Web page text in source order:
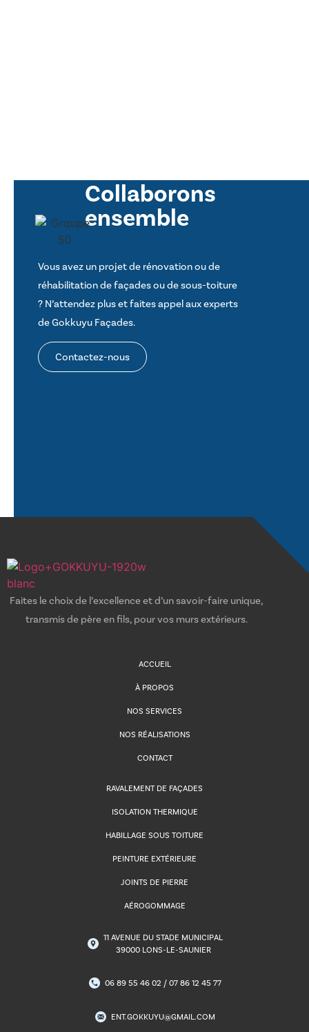
Collaborons
ensemble
Vous avez un projet de rénovation ou de
réhabilitation de façades ou de sous-toiture
? N’attendez plus et faites appel aux experts
de Gokkuyu Façades.
Contactez-nous
Faites le choix de l’excellence et d’un savoir-faire unique,
transmis de père en fils, pour vos murs extérieurs.
ACCUEIL
À PROPOS
NOS SERVICES
NOS RÉALISATIONS
CONTACT
RAVALEMENT DE FAÇADES
ISOLATION THERMIQUE
HABILLAGE SOUS TOITURE
PEINTURE EXTÉRIEURE
JOINTS DE PIERRE
AÉROGOMMAGE
11 AVENUE DU STADE MUNICIPAL
39000 LONS-LE-SAUNIER
06 89 55 46 02 / 07 86 12 45 77
ENT.GOKKUYU@GMAIL.COM